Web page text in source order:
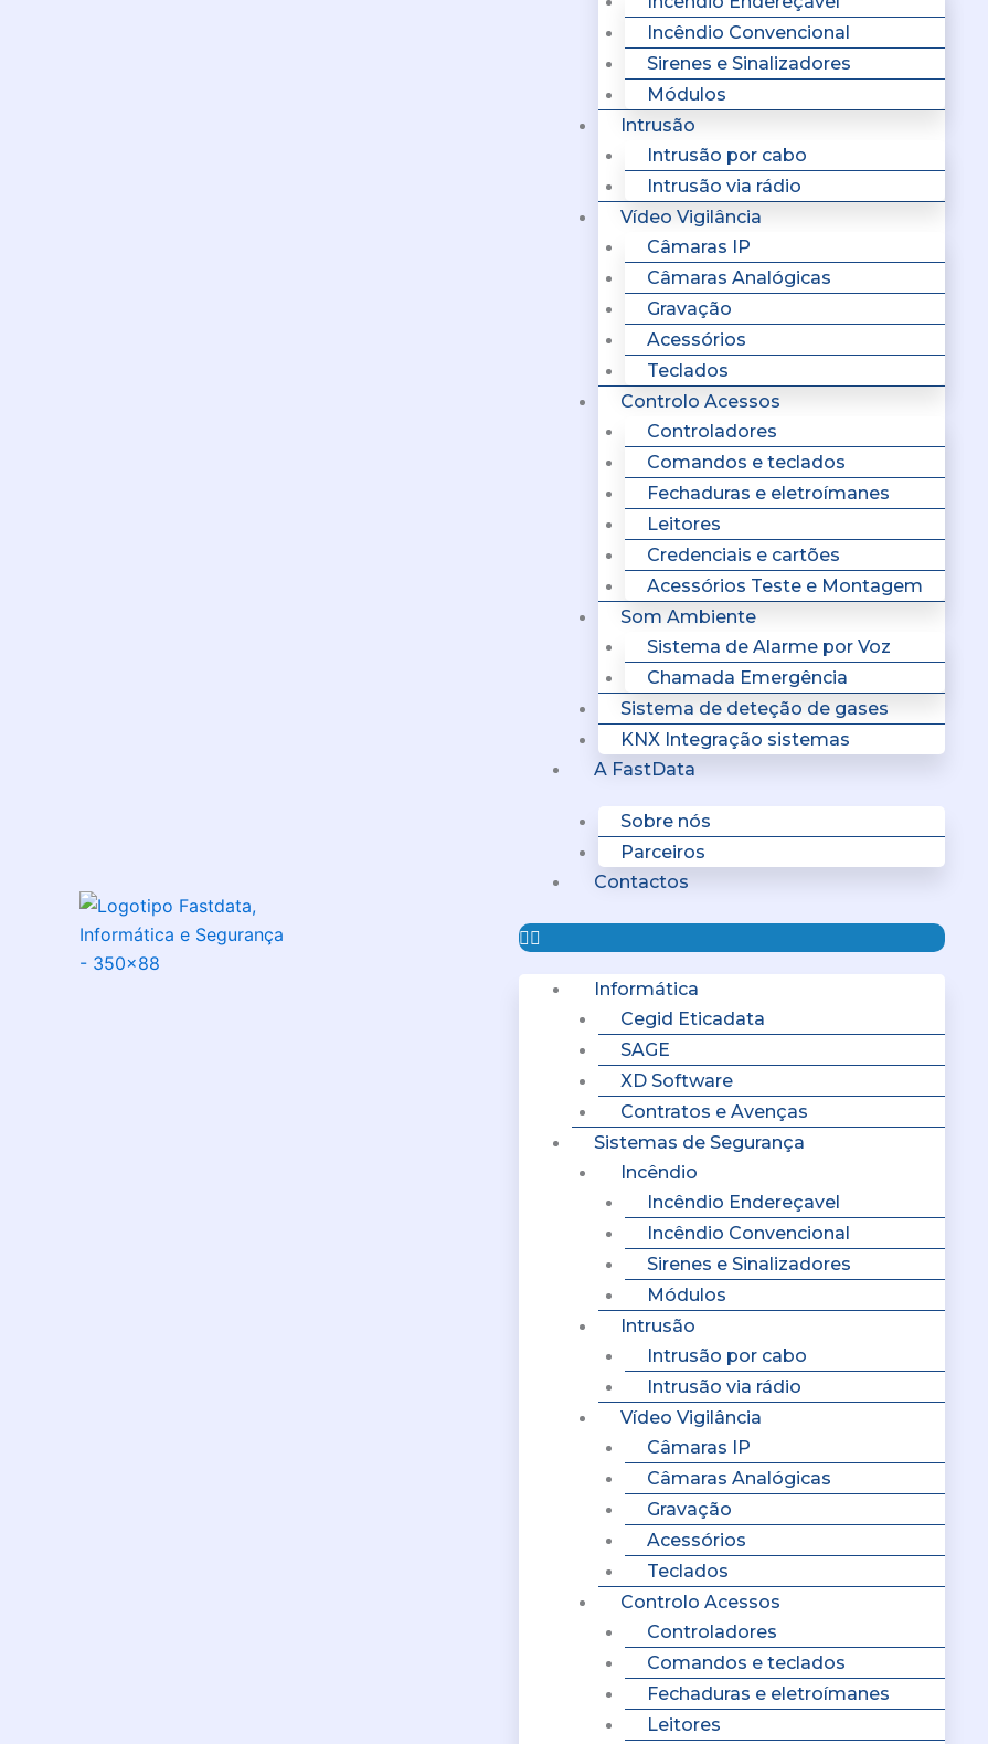
Incêndio Convencional
Sirenes e Sinalizadores
Módulos
Intrusão
Intrusão por cabo
Intrusão via rádio
Vídeo Vigilância
Câmaras IP
Câmaras Analógicas
Gravação
Acessórios
Teclados
Controlo Acessos
Controladores
Comandos e teclados
Fechaduras e eletroímanes
Leitores
Credenciais e cartões
Acessórios Teste e Montagem
Som Ambiente
Sistema de Alarme por Voz
Chamada Emergência
Sistema de deteção de gases
KNX Integração sistemas
A FastData
Sobre nós
Parceiros
Contactos
Informática
Cegid Eticadata
SAGE
XD Software
Contratos e Avenças
Sistemas de Segurança
Incêndio
Incêndio Endereçavel
Incêndio Convencional
Sirenes e Sinalizadores
Módulos
Intrusão
Intrusão por cabo
Intrusão via rádio
Vídeo Vigilância
Câmaras IP
Câmaras Analógicas
Gravação
Acessórios
Teclados
Controlo Acessos
Controladores
Comandos e teclados
Fechaduras e eletroímanes
Leitores